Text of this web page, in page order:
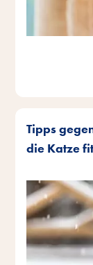
Tipps
die Katze